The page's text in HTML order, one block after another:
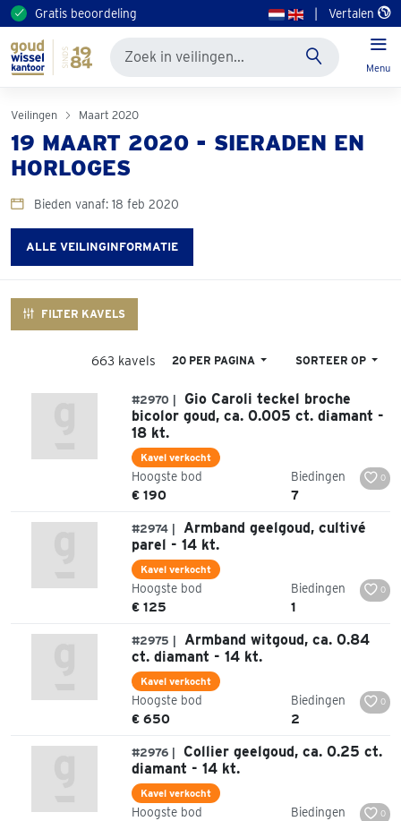
Gratis beoordeling Vertalen
Menu
Veilingen Maart 2020
19 MAART 2020 - SIERADEN EN
HORLOGES
Bieden vanaf: 18 feb 2020
ALLE VEILINGINFORMATIE
FILTER KAVELS
663 kavels 20 PER PAGINA SORTEER OP
#2970 |
Gio Caroli teckel broche
bicolor goud, ca. 0.005 ct. diamant -
18 kt.
Kavel verkocht
Hoogste bod
€ 190
Biedingen
7
0
#2974 |
Armband geelgoud, cultivé
parel - 14 kt.
Kavel verkocht
Hoogste bod
€ 125
Biedingen
1
0
#2975 |
Armband witgoud, ca. 0.84
ct. diamant - 14 kt.
Kavel verkocht
Hoogste bod
€ 650
Biedingen
2
0
#2976 |
Collier geelgoud, ca. 0.25 ct.
diamant - 14 kt.
Kavel verkocht
Hoogste bod Biedingen 0